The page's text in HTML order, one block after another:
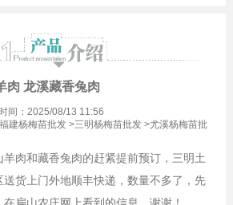
肉 龙溪藏香兔肉
间：2025/08/13 11:56
建杨梅苗批发>三明杨梅苗批发>尤溪杨梅苗批
肉和藏香兔肉的赶紧提前预订，三明土
货上门外地顺丰快递，数量不多了，先
扁山农庄网上看到的信息，谢谢！